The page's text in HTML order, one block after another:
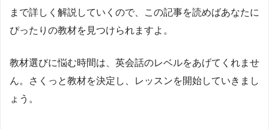
まで詳しく解説していくので、この記事を読めばあなたに
ぴったりの教材を見つけられますよ。
教材選びに悩む時間は、英会話のレベルをあげてくれませ
ん。さくっと教材を決定し、レッスンを開始していきまし
ょう。